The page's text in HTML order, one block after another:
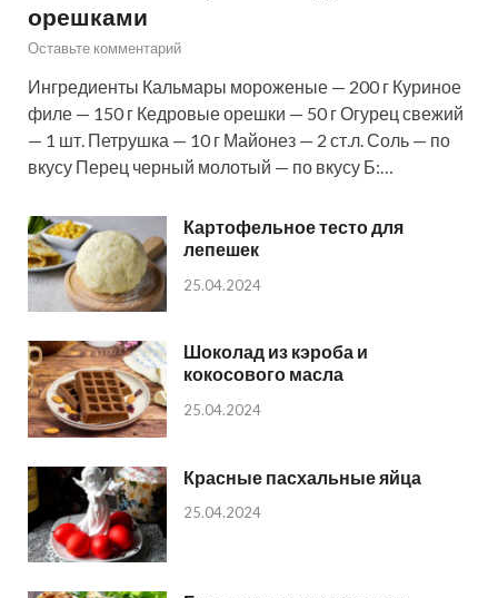
орешками
Оставьте комментарий
Ингредиенты Кальмары мороженые — 200 г Куриное
филе — 150 г Кедровые орешки — 50 г Огурец свежий
— 1 шт. Петрушка — 10 г Майонез — 2 ст.л. Соль — по
вкусу Перец черный молотый — по вкусу Б:…
Картофельное тесто для
лепешек
25.04.2024
Шоколад из кэроба и
кокосового масла
25.04.2024
Красные пасхальные яйца
25.04.2024